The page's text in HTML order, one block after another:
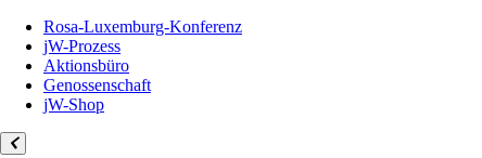
Rosa-Luxemburg-Konferenz
jW-Prozess
Aktionsbüro
Genossenschaft
jW-Shop